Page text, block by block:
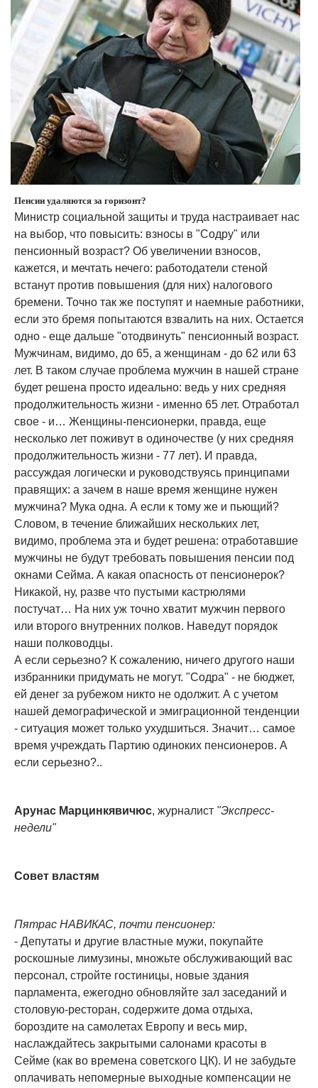
Пенсии удаляются за горизонт?
Министр социальной защиты и труда настраивает нас
на выбор, что повысить: взносы в "Содру" или
пенсионный возраст? Об увеличении взносов,
кажется, и мечтать нечего: работодатели стеной
встанут против повышения (для них) налогового
бремени. Точно так же поступят и наемные работники,
если это бремя попытаются взвалить на них. Остается
одно - еще дальше "отодвинуть" пенсионный возраст.
Мужчинам, видимо, до 65, а женщинам - до 62 или 63
лет. В таком случае проблема мужчин в нашей стране
будет решена просто идеально: ведь у них средняя
продолжительность жизни - именно 65 лет. Отработал
свое - и… Женщины-пенсионерки, правда, еще
несколько лет поживут в одиночестве (у них средняя
продолжительность жизни - 77 лет). И правда,
рассуждая логически и руководствуясь принципами
правящих: а зачем в наше время женщине нужен
мужчина? Мука одна. А если к тому же и пьющий?
Словом, в течение ближайших нескольких лет,
видимо, проблема эта и будет решена: отработавшие
мужчины не будут требовать повышения пенсии под
окнами Сейма. А какая опасность от пенсионерок?
Никакой, ну, разве что пустыми кастрюлями
постучат… На них уж точно хватит мужчин первого
или второго внутренних полков. Наведут порядок
наши полководцы.
А если серьезно? К сожалению, ничего другого наши
избранники придумать не могут. "Содра" - не бюджет,
ей денег за рубежом никто не одолжит. А с учетом
нашей демографической и эмиграционной тенденции
- ситуация может только ухудшиться. Значит… самое
время учреждать Партию одиноких пенсионеров. А
если серьезно?..
Арунас Марцинкявичюс, журналист "Экспресс-
недели"
Совет властям
Пятрас НАВИКАС, почти пенсионер:
- Депутаты и другие властные мужи, покупайте
роскошные лимузины, множьте обслуживающий вас
персонал, стройте гостиницы, новые здания
парламента, ежегодно обновляйте зал заседаний и
столовую-ресторан, содержите дома отдыха,
бороздите на самолетах Европу и весь мир,
наслаждайтесь закрытыми салонами красоты в
Сейме (как во времена советского ЦК). И не забудьте
оплачивать непомерные выходные компенсации не